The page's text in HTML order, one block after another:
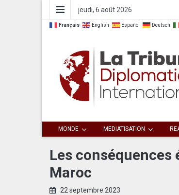
jeudi, 6 août 2026
Français English Español Deutsch
La Tribune
Diplomatique
Internationale
MONDE MEDIATISATION
Les
Maroc
22 septembre 2023